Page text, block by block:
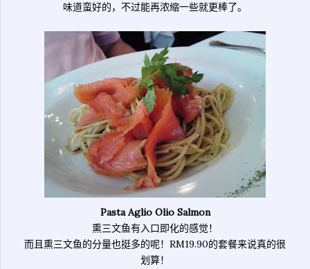
味道蛮好的，不过能再浓缩一些就更棒了。
Pasta Aglio Olio Salmon
熏三文鱼有入口即化的感觉！
而且熏三文鱼的分量也挺多的呢！RM19.90的套餐来说真的很
划算！